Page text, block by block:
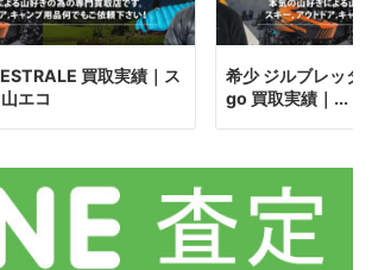
買取実績｜ス
エコ
希少 ジルブレッ
go 買取実績｜...